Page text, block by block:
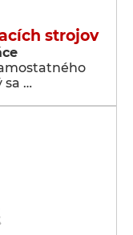
strojov
sa …